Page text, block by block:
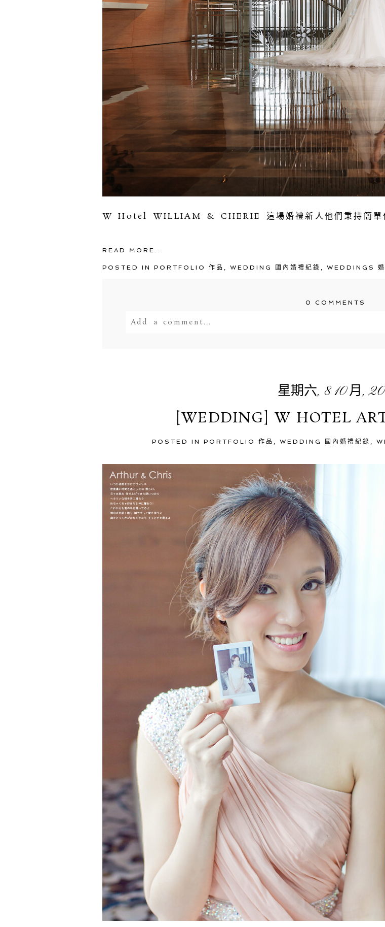
W Hotel WILLIAM & CHERIE 這場婚禮新人他們秉持簡單
READ MORE...
POSTED IN PORTFOLIO 作品 WEDDING 國內婚禮紀錄 WEDDINGS 婚
0 COMMENTS
Add a comment...
星期六, 8 10 月,
[WEDDING] W HOTEL
POSTED INPORTFOLIO 作品 ,WEDDING 國內婚禮紀錄 ,